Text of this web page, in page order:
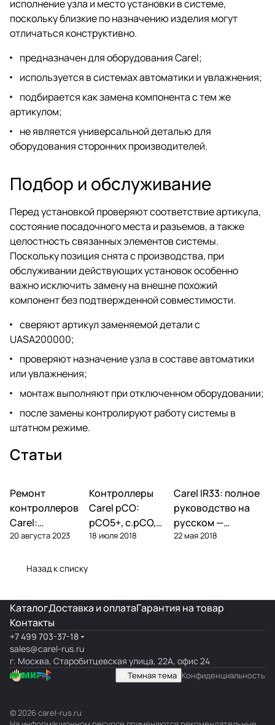
исполнение узла и место установки в системе,
поскольку близкие по назначению изделия могут
отличаться конструктивно.
предназначен для оборудования Carel;
используется в системах автоматики и увлажнения;
подбирается как замена компонента с тем же
артикулом;
не является универсальной деталью для
оборудования сторонних производителей.
Подбор и обслуживание
Перед установкой проверяют соответствие артикула,
состояние посадочного места и разъемов, а также
целостность связанных элементов системы.
Поскольку позиция снята с производства, при
обслуживании действующих установок особенно
важно исключить замену на внешне похожий
компонент без подтвержденной совместимости.
сверяют артикул заменяемой детали с
UASA200000;
проверяют назначение узла в составе автоматики
или увлажнения;
монтаж выполняют при отключенном оборудовании;
после замены контролируют работу системы в
штатном режиме.
Статьи
Автоматика и
контроллеры
Ремонт
контроллеров
Carel:
диагностика
поломок и
20 августа 2023
Автоматика и
контроллеры
Контроллеры
Carel pCO:
pCO5+, c.pCO,
pCO mini —
18 июля 2018
Автоматика и
контроллеры
Carel IR33: полное
руководство на
русском —
параметры,
22 мая 2018
Назад к списку
КаталогДоставка и оплатаГарантия на товар
Контакты
+7 499 703-37-18
sales@carel-rus.ru
г. Москва, Старобитцевская улица, 22А, офис 24
Темная тема Конфиденциальность
© 2026 carel-rus.ru